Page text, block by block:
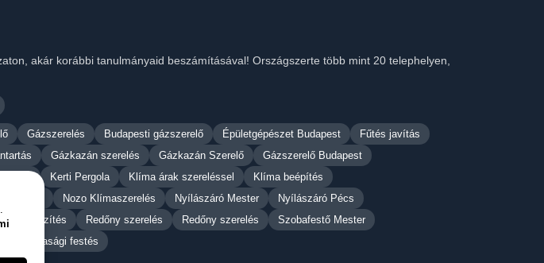
akár korábbi tanulmányaid beszámításával! Országszerte több mint 20 telephelyen,
Gázszerelés Budapesti gázszerelő Épületgépészet Budapest
Fűtés javítás
Gázkazán szerelés Gázkazán Szerelő
Gázszerelő Budapest
Kerti Pergola Klíma árak szereléssel
Klíma beépítés
Nozo Klímaszerelés Nyílászáró Mester
Nyílászáró Pécs
készítés Redőny szerelés Redőny szerelés
Szobafestő Mester
Tisztasági festés